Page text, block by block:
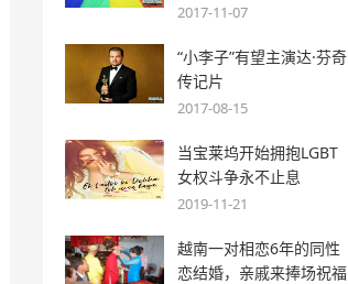
2017-11-07
“小李子”有望主演达·芬奇
传记片
2017-08-15
当宝莱坞开始拥抱LGBT
女权斗争永不止息
2019-11-21
越南一对相恋6年的同性
恋结婚，亲戚来捧场祝福